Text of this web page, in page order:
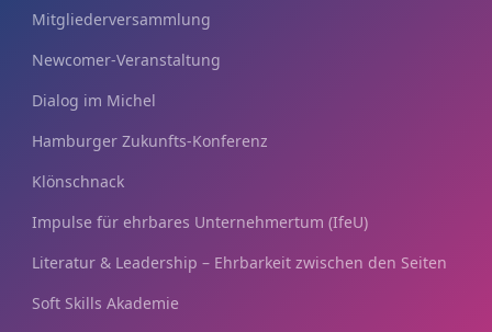
Mitgliederversammlung
Newcomer-Veranstaltung
Dialog im Michel
Hamburger Zukunfts-Konferenz
Klönschnack
Impulse für ehrbares Unternehmertum (IfeU)
Literatur & Leadership – Ehrbarkeit zwischen den Seiten
Soft Skills Akademie